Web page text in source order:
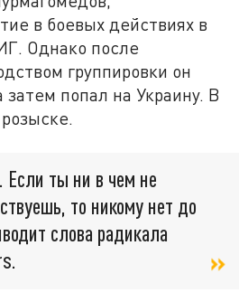
в боевых действиях в
Однако после
группировки он
попал на Украину. В
Если ты ни в чем не
то никому нет до
слова радикала